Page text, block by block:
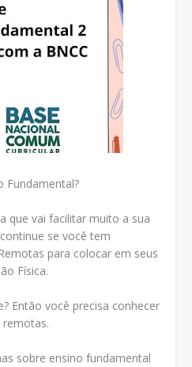
Fundamental?
que vai facilitar muito a sua
se você tem
para colocar em seus
Física.
Então você precisa conhecer
remotas.
sobre ensino fundamental